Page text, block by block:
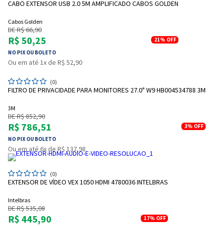
CABO EXTENSOR USB 2.0 5M AMPLIFICADO CABOS GOLDEN
Cabos Golden
DE R$ 66,90
R$ 50,25
NO PIX OU BOLETO
21% OFF
Ou em até 1x de R$ 52,90
(0)
FILTRO DE PRIVACIDADE PARA MONITORES 27.0" W9 HB004534788 3M
3M
DE R$ 852,90
R$ 786,51
NO PIX OU BOLETO
3% OFF
Ou em até 6x de R$ 137,98
(0)
EXTENSOR DE VÍDEO VEX 1050 HDMI 4780036 INTELBRAS
Intelbras
DE R$ 535,08
R$ 445,90 17% OFF